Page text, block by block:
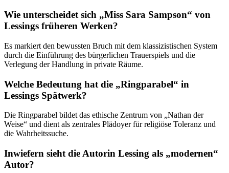
Wie unterscheidet sich „Miss Sara Sampson“ von
Lessings früheren Werken?
Es markiert den bewussten Bruch mit dem klassizistischen System
durch die Einführung des bürgerlichen Trauerspiels und die
Verlegung der Handlung in private Räume.
Welche Bedeutung hat die „Ringparabel“ in
Lessings Spätwerk?
Die Ringparabel bildet das ethische Zentrum von „Nathan der
Weise“ und dient als zentrales Plädoyer für religiöse Toleranz und
die Wahrheitssuche.
Inwiefern sieht die Autorin Lessing als „modernen“
Autor?